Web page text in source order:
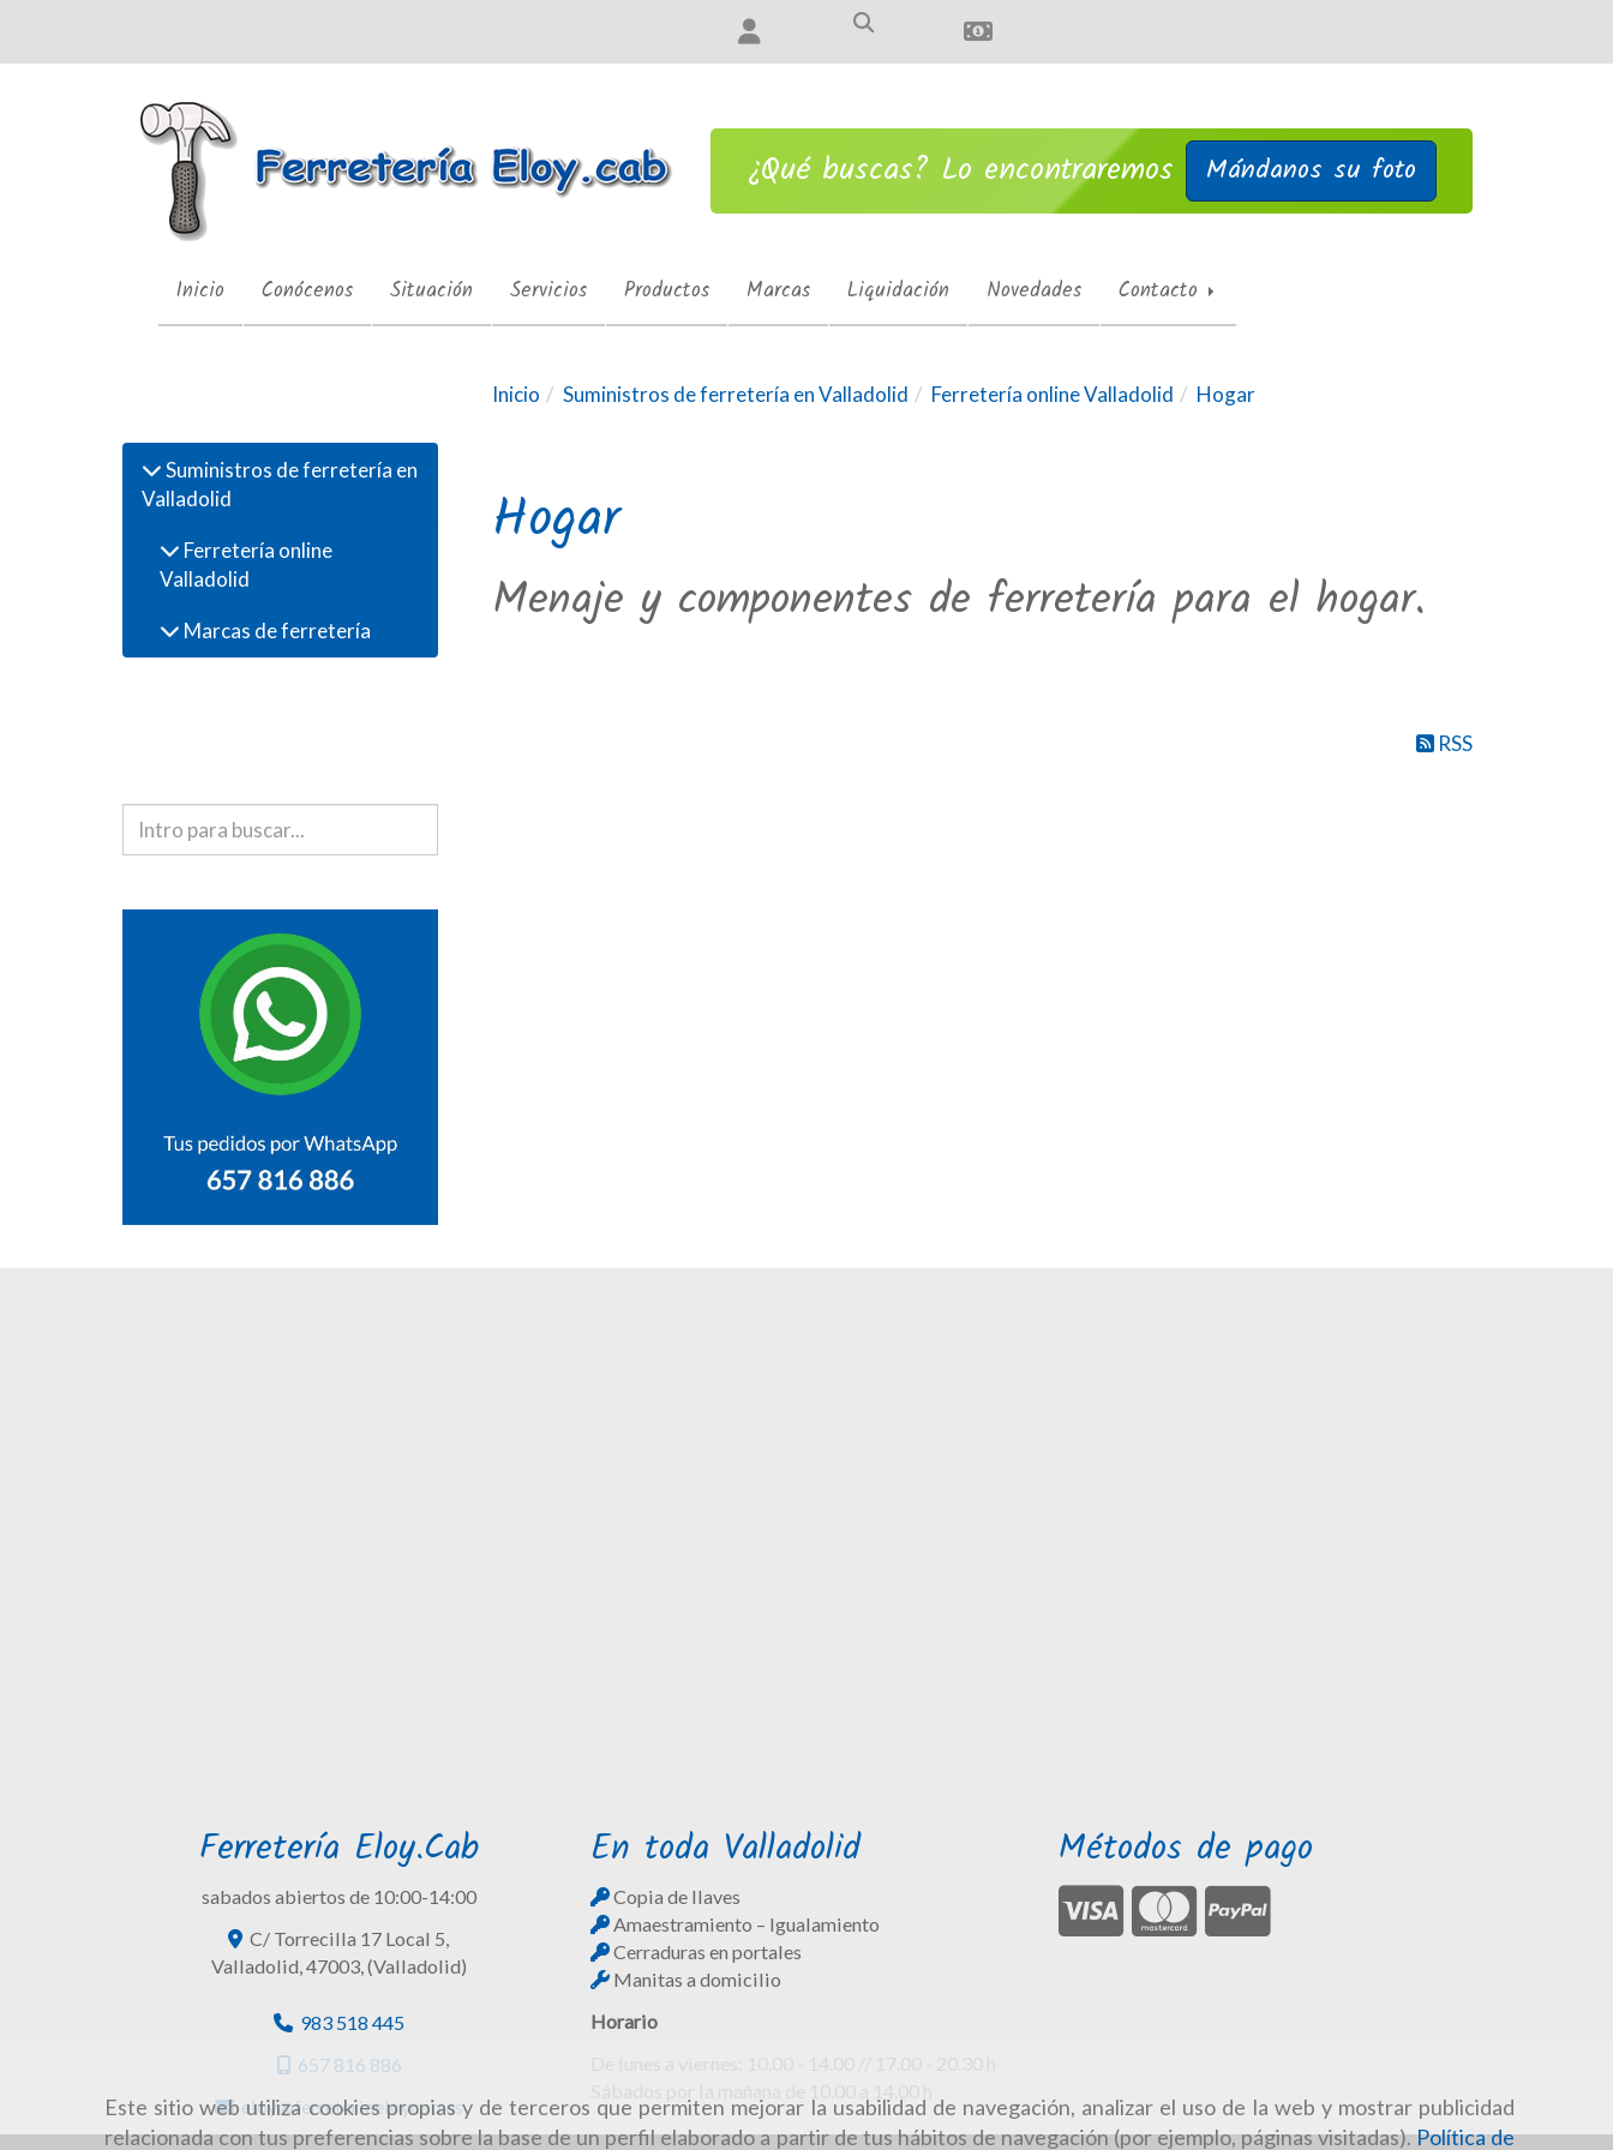
Este sitio web utiliza cookies propias y de terceros que permiten mejorar la usabilidad de navegación, analizar el uso de la web y mostrar publicidad
relacionada con tus preferencias sobre la base de un perfil elaborado a partir de tus hábitos de navegación (por ejemplo, páginas visitadas).Política de
¿Qué buscas? Lo encontraremos Mándanos su foto
Inicio Conócenos Situación Servicios Productos Marcas Liquidación Novedades Contacto
Inicio Suministros de ferretería en Valladolid Ferretería online Valladolid Hogar
Hogar
Menaje y componentes de ferretería para el hogar.
RSS
Suministros de ferretería en
Valladolid
Ferretería online
Valladolid
Marcas de ferretería
Ferretería Eloy.Cab
sabados abiertos de 10:00-14:00
C/ Torrecilla 17 Local 5,
Valladolid 47003, (Valladolid)
983 518 445
657 816 886
eloy
ferreteriaeloycab.es
En toda Valladolid
Copia de llaves
Amaestramiento – Igualamiento
Cerraduras en portales
Manitas a domicilio
Horario
Métodos de pago